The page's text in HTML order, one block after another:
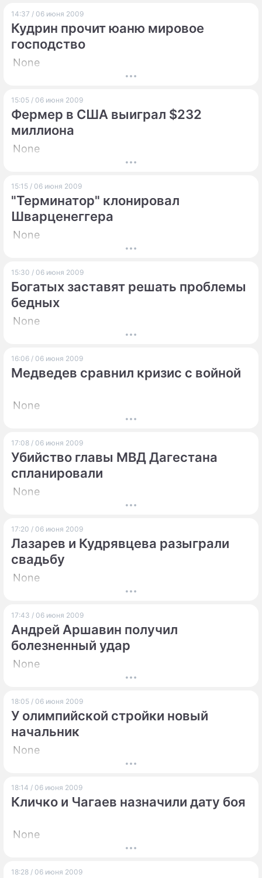
14:37 / 06 июня 2009
Кудрин прочит юаню мировое
господство
None
15:05 / 06 июня 2009
Фермер в США выиграл $232
миллиона
None
15:15 / 06 июня 2009
"Терминатор" клонировал
Шварценеггера
None
15:30 / 06 июня 2009
Богатых заставят решать проблемы
бедных
None
16:06 / 06 июня 2009
Медведев сравнил кризис с войной
None
17:08 / 06 июня 2009
Убийство главы МВД Дагестана
спланировали
None
17:20 / 06 июня 2009
Лазарев и Кудрявцева разыграли
свадьбу
None
17:43 / 06 июня 2009
Андрей Аршавин получил
болезненный удар
None
18:05 / 06 июня 2009
У олимпийской стройки новый
начальник
None
18:14 / 06 июня 2009
Кличко и Чагаев назначили дату боя
None
18:28 / 06 июня 2009